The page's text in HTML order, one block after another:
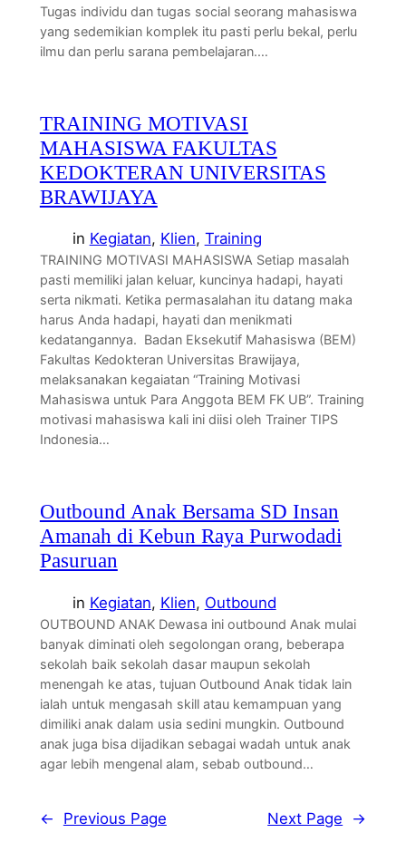
Tugas individu dan tugas social seorang mahasiswa
yang sedemikian komplek itu pasti perlu bekal, perlu
ilmu dan perlu sarana pembelajaran.…
TRAINING MOTIVASI
MAHASISWA FAKULTAS
KEDOKTERAN UNIVERSITAS
BRAWIJAYA
in Kegiatan, Klien, Training
TRAINING MOTIVASI MAHASISWA Setiap masalah
pasti memiliki jalan keluar, kuncinya hadapi, hayati
serta nikmati. Ketika permasalahan itu datang maka
harus Anda hadapi, hayati dan menikmati
kedatangannya. Badan Eksekutif Mahasiswa (BEM)
Fakultas Kedokteran Universitas Brawijaya,
melaksanakan kegaiatan “Training Motivasi
Mahasiswa untuk Para Anggota BEM FK UB”. Training
motivasi mahasiswa kali ini diisi oleh Trainer TIPS
Indonesia…
Outbound Anak Bersama SD Insan
Amanah di Kebun Raya Purwodadi
Pasuruan
in Kegiatan, Klien, Outbound
OUTBOUND ANAK Dewasa ini outbound Anak mulai
banyak diminati oleh segolongan orang, beberapa
sekolah baik sekolah dasar maupun sekolah
menengah ke atas, tujuan Outbound Anak tidak lain
ialah untuk mengasah skill atau kemampuan yang
dimiliki anak dalam usia sedini mungkin. Outbound
anak juga bisa dijadikan sebagai wadah untuk anak
agar lebih mengenal alam, sebab outbound…
← Previous Page Next Page →